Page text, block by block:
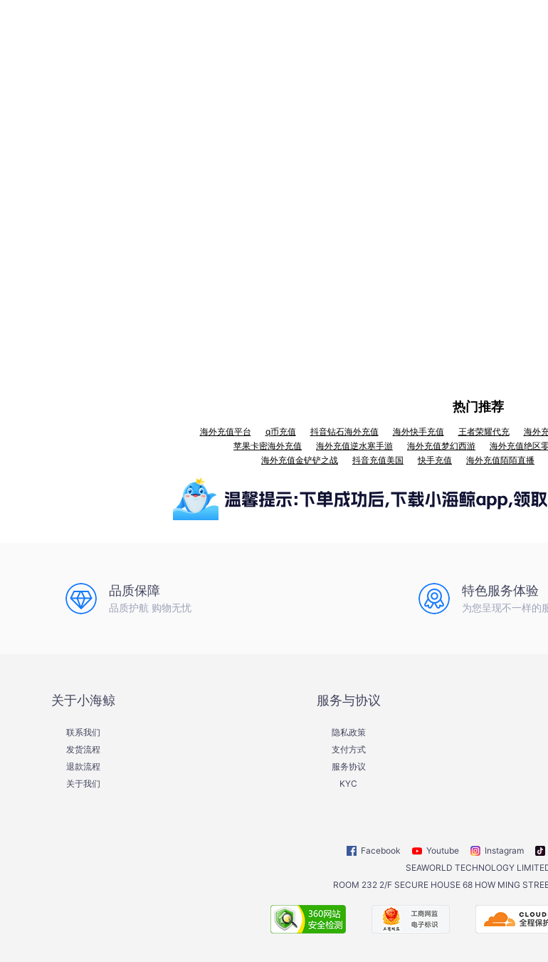
热门推荐
海外充值平台 q币充值 抖音钻石海外充值 海外快手充值 王者荣耀代充 海外
苹果卡密海外充值
海外充值逆水寒手游 海外充值梦幻西游 海外充值绝区
海外充值金铲铲之战
抖音充值美国 快手充值 海外充值陌陌直播
品质保障
品质护航 购物无忧
特色服务体验
为您呈现不一样的
关于小海鲸
联系我们
发货流程
退款流程
关于我们
服务与协议
隐私政策
支付方式
服务协议
KYC
Facebook Youtube Instagram
SEAWORLD TECHNOLOGY
ROOM 232 2/F SECURE HOUSE 68 HOW MING